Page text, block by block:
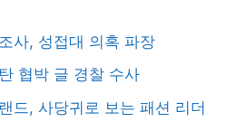
사, 성접대 의혹 파장
협박 글 경찰 수사
드, 사당귀로 보는 패션 리더